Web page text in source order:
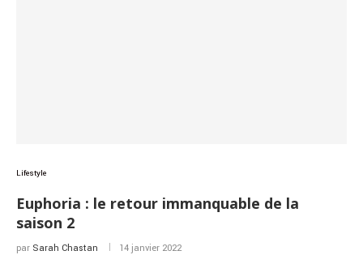
Lifestyle
Euphoria : le retour immanquable de la
saison 2
par Sarah Chastan 14 janvier 2022